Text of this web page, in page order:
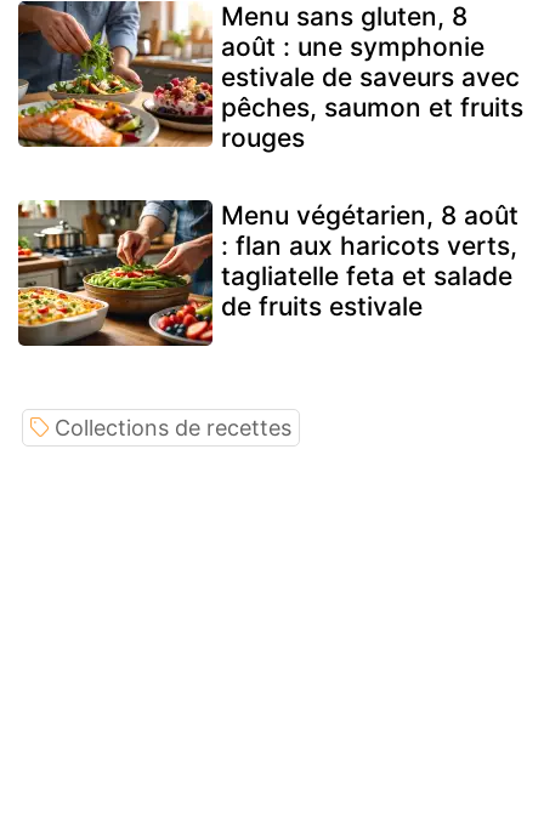
Menu sans gluten, 8
août : une symphonie
estivale de saveurs avec
pêches, saumon et fruits
rouges
Menu végétarien, 8 août
: flan aux haricots verts,
tagliatelle feta et salade
de fruits estivale
Collections de recettes